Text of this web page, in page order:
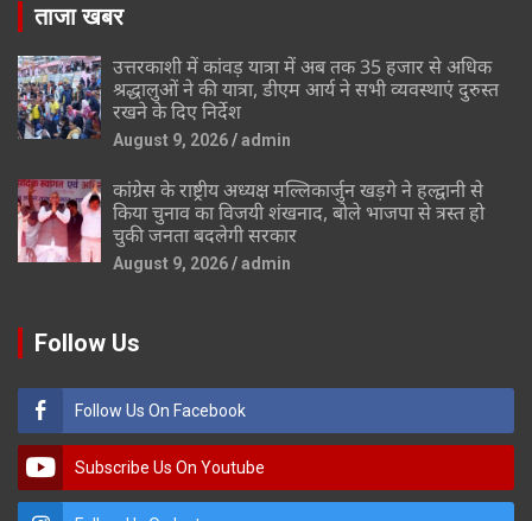
ताजा खबर
उत्तरकाशी में कांवड़ यात्रा में अब तक 35 हजार से अधिक
श्रद्धालुओं ने की यात्रा, डीएम आर्य ने सभी व्यवस्थाएं दुरुस्त
रखने के दिए निर्देश
August 9, 2026 admin
कांग्रेस के राष्ट्रीय अध्यक्ष मल्लिकार्जुन खड़गे ने हल्द्वानी से
किया चुनाव का विजयी शंखनाद, बोले भाजपा से त्रस्त हो
चुकी जनता बदलेगी सरकार
August 9, 2026 admin
Follow Us
Follow Us On Facebook
Subscribe Us On Youtube